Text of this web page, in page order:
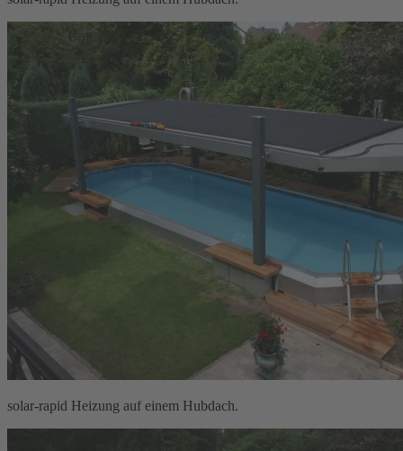
solar-rapid Heizung auf einem Hubdach.